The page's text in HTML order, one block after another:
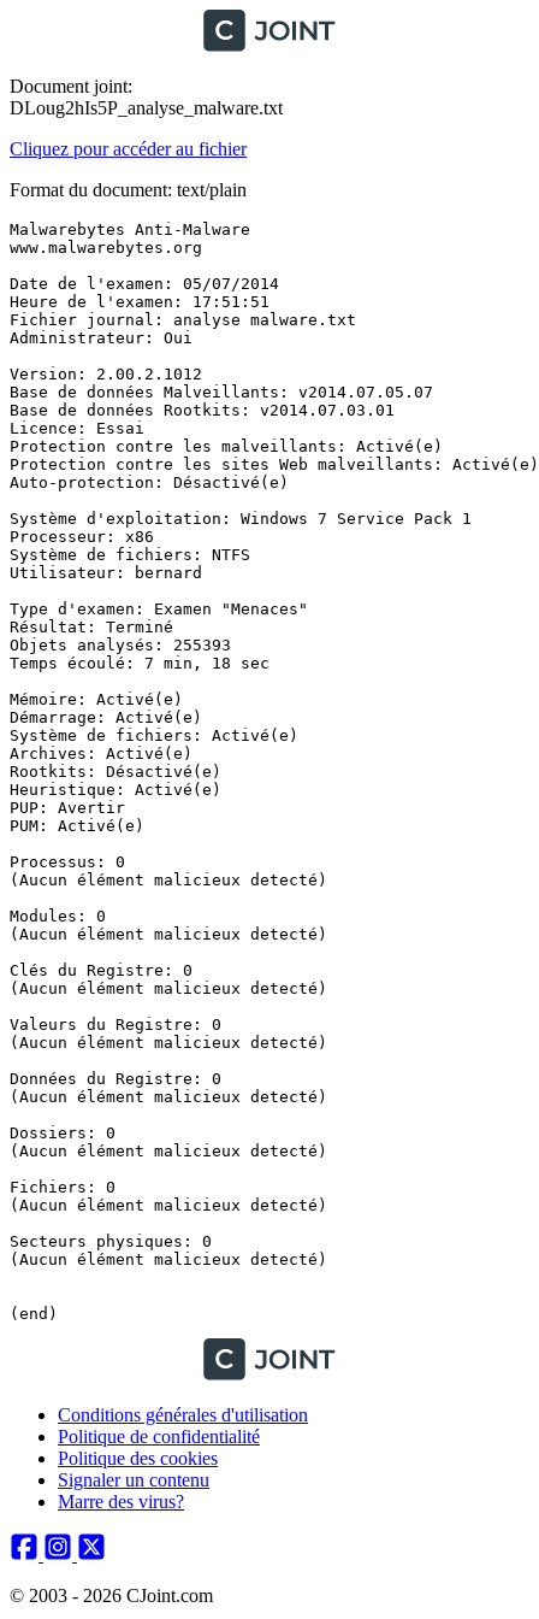
Document joint:
DLoug2hIs5P_analyse_malware.txt
Cliquez pour accéder au fichier
Format du document: text/plain
Malwarebytes Anti-Malware
www.malwarebytes.org
Date de l'examen: 05/07/2014
Heure de l'examen: 17:51:51
Fichier journal: analyse malware.txt
Administrateur: Oui
Version: 2.00.2.1012
Base de données Malveillants: v2014.07.05.07
Base de données Rootkits: v2014.07.03.01
Licence: Essai
Protection contre les malveillants: Activé(e)
Protection contre les sites Web malveillants: Activé(e)
Auto-protection: Désactivé(e)
Système d'exploitation: Windows 7 Service Pack 1
Processeur: x86
Système de fichiers: NTFS
Utilisateur: bernard
Type d'examen: Examen "Menaces"
Résultat: Terminé
Objets analysés: 255393
Temps écoulé: 7 min, 18 sec
Mémoire: Activé(e)
Démarrage: Activé(e)
Système de fichiers: Activé(e)
Archives: Activé(e)
Rootkits: Désactivé(e)
Heuristique: Activé(e)
PUP: Avertir
PUM: Activé(e)
Processus: 0
(Aucun élément malicieux detecté)
Modules: 0
(Aucun élément malicieux detecté)
Clés du Registre: 0
(Aucun élément malicieux detecté)
Valeurs du Registre: 0
(Aucun élément malicieux detecté)
Données du Registre: 0
(Aucun élément malicieux detecté)
Dossiers: 0
(Aucun élément malicieux detecté)
Fichiers: 0
(Aucun élément malicieux detecté)
Secteurs physiques: 0
(Aucun élément malicieux detecté)
(end)
Conditions générales d'utilisation
Politique de confidentialité
Politique des cookies
Signaler un contenu
Marre des virus?
© 2003 - 2026 CJoint.com